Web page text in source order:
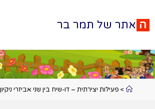
ה אתר של תמר בר
> פעילות יצירתית – דו-שיח בין שני אביזרי ניקיון